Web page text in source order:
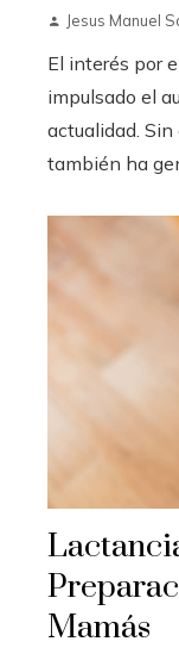
Jesus Manuel
El interés por
impulsado el
actualidad.
también ha
Mamás